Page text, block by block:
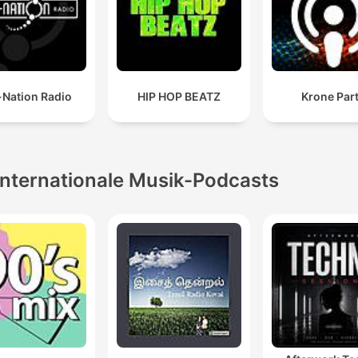
Radio HIP HOP BEATZ Krone
Musik-Podcasts